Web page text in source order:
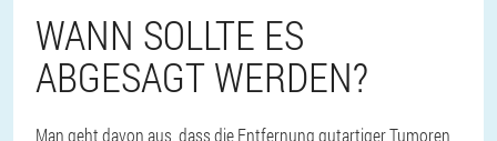
WANN SOLLTE ES
ABGESAGT WERDEN?
Man geht davon aus, dass die Entfernung gutartiger Tumoren